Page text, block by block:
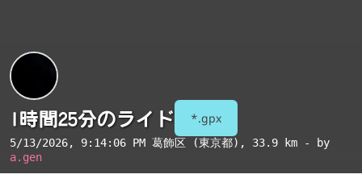
1時間25分のライド *.gpx
5/13/2026, 9:14:06 PM 葛飾区 (東京都) , 33.9 km - by
a.gen